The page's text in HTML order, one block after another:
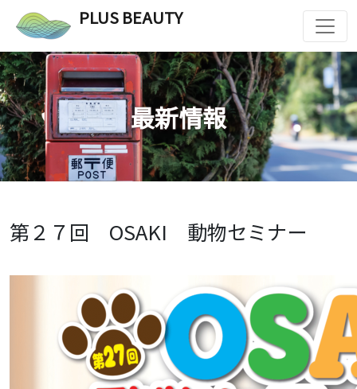
PLUS BEAUTY
最新情報
第２７回 OSAKI 動物セミナー